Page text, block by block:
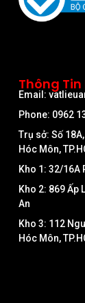
Thông Tin
Email:
Phone: 0962
Trụ sở: Số
Hóc Môn,
Kho 1: 32/16A
Kho 2: 869 Ấp
An
Kho 3: 112
Hóc Môn,